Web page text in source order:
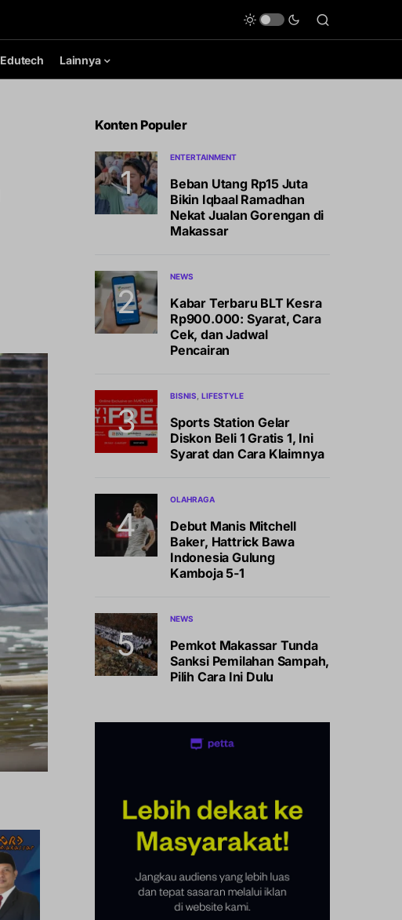
Edutech Lainnya
Konten Populer
ENTERTAINMENT
Beban Utang Rp15 Juta
Bikin Iqbaal Ramadhan
Nekat Jualan Gorengan di
Makassar
NEWS
Kabar Terbaru BLT Kesra
Rp900.000: Syarat, Cara
Cek, dan Jadwal
Pencairan
BISNIS LIFESTYLE
Sports Station Gelar
Diskon Beli 1 Gratis 1, Ini
Syarat dan Cara Klaimnya
OLAHRAGA
Debut Manis Mitchell
Baker, Hattrick Bawa
Indonesia Gulung
Kamboja 5-1
NEWS
Pemkot Makassar Tunda
Sanksi Pemilahan Sampah,
Pilih Cara Ini Dulu